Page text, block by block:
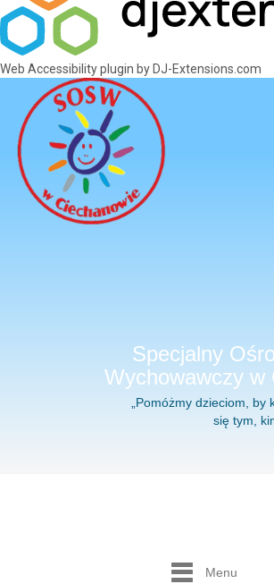
Web Accessibility plugin by DJ-Extensions.com
Specjalny
Wychowawczy w
„Pomóżmy dzieciom, by
się tym, kim stać
J.
Menu